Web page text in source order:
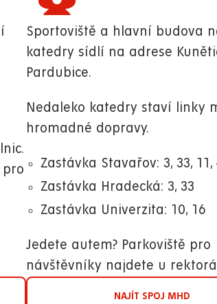
Sportoviště a hlavní budova
katedry sídlí na adrese
Pardubice.
Nedaleko katedry staví linky
hromadné dopravy.
Zastávka Stavařov: 3, 33, 11,
Zastávka Hradecká: 3, 33
Zastávka Univerzita: 10, 16
Jedete autem? Parkoviště pro
návštěvníky najdete u
NAJÍT SPOJ MHD